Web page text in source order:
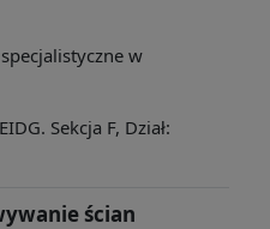
w
Sekcja F, Dział:
ścian